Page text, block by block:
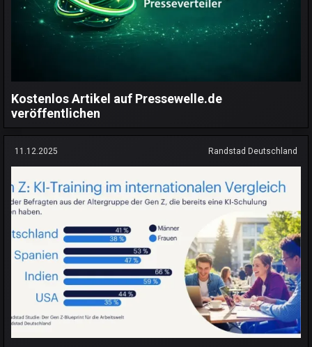
Kostenlos Artikel auf Pressewelle.de
veröffentlichen
11.12.2025 Randstad Deutschland